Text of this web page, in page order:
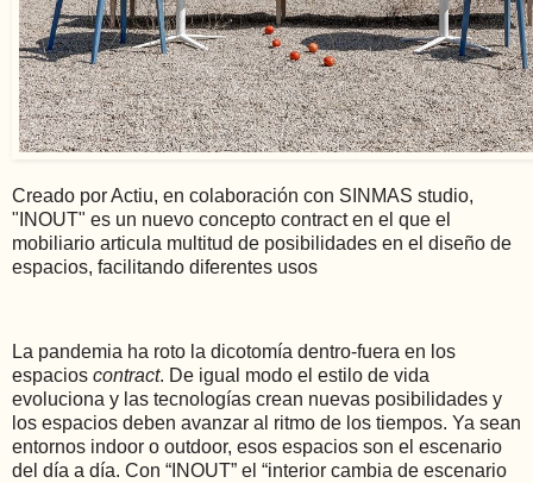
Creado por Actiu, en colaboración con SINMAS studio,
"INOUT" es un nuevo concepto contract en el que el
mobiliario articula multitud de posibilidades en el diseño de
espacios, facilitando diferentes usos
La pandemia ha roto la dicotomía dentro-fuera en los
espacios contract. De igual modo el estilo de vida
evoluciona y las tecnologías crean nuevas posibilidades y
los espacios deben avanzar al ritmo de los tiempos. Ya sean
entornos indoor o outdoor, esos espacios son el escenario
del día a día. Con “INOUT” el “interior cambia de escenario